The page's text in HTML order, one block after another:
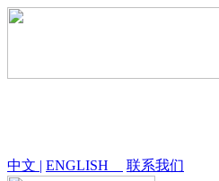
中文 | ENGLISH 联系我们